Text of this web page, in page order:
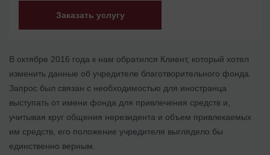
Заказать услугу
В октябре 2016 года к нам обратился Клиент, который хотел
изменить данные об учредителе благотворительного фонда.
Запрос был связан с необходимостью для иностранца
выступать от имени фонда для привлечения средств и,
учитывая круг общения нерезидента и объем привлекаемых
им средств, его положение учредителя выглядело бы
единственно верным.